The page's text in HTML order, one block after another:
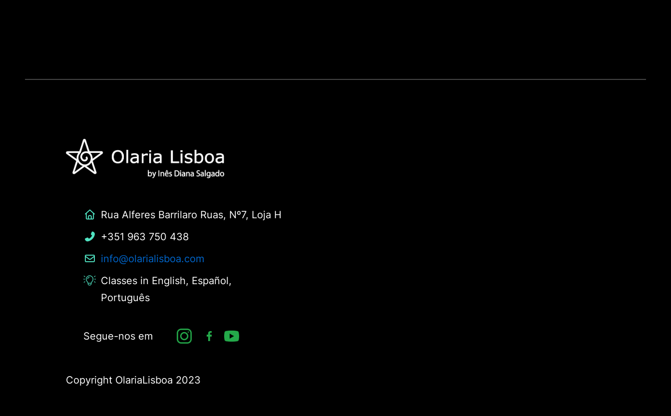
Rua Alferes Barrilaro Ruas, Nº7, Loja H
+351 963 750 438
info@olarialisboa.com
Classes in English, Español,
Português
Segue-nos em
Copyright OlariaLisboa 2023